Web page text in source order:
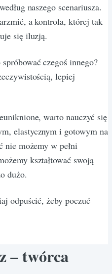
naszego scenariusza.
a kontrola, której tak
się iluzją.
czegoś innego?
lepiej
warto nauczyć się
elastycznym i gotowym na
możemy w pełni
kształtować swoją
dużo.
odpuścić, żeby poczuć
– twórca